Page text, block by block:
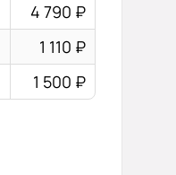
4 790 ₽
1 110 ₽
1 500 ₽